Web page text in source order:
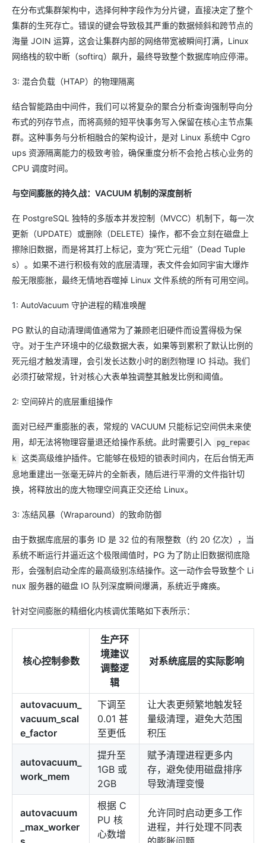
在分布式集群架构中，选择何种字段作为分片键，直接决定了整个
集群的生死存亡。错误的键会导致极其严重的数据倾斜和跨节点的
海量 JOIN 运算，这会让集群内部的网络带宽被瞬间打满，Linux
网络栈的软中断（softirq）飙升，最终导致整个数据库响应停滞。
3: 混合负载（HTAP）的物理隔离
结合智能路由中间件，我们可以将复杂的聚合分析查询强制导向分
布式的列存节点，而将高频的短平快事务写入保留在核心主节点集
群。这种事务与分析相融合的架构设计，是对 Linux 系统中 Cgro
ups 资源隔离能力的极致考验，确保重度分析不会抢占核心业务的
CPU 调度时间。
与空间膨胀的持久战：VACUUM 机制的深度剖析
在 PostgreSQL 独特的多版本并发控制（MVCC）机制下，每一次
更新（UPDATE）或删除（DELETE）操作，都不会立刻在磁盘上
擦除旧数据，而是将其打上标记，变为“死亡元组”（Dead Tuple
s）。如果不进行积极有效的底层清理，表文件会如同宇宙大爆炸
般无限膨胀，最终无情地吞噬掉 Linux 文件系统的所有可用空间。
1: AutoVacuum 守护进程的精准唤醒
PG 默认的自动清理阈值通常为了兼顾老旧硬件而设置得极为保
守。对于生产环境中的亿级数据大表，如果等到累积了默认比例的
死元组才触发清理，会引发长达数小时的剧烈物理 IO 抖动。我们
必须打破常规，针对核心大表单独调整其触发比例和阈值。
2: 空间碎片的底层重组操作
面对已经严重膨胀的表，常规的 VACUUM 只能标记空间供未来使
用，却无法将物理容量退还给操作系统。此时需要引入
pg_repac
k
这类高级维护插件。它能够在极短的锁表时间内，在后台悄无声
息地重建出一张毫无碎片的全新表，随后进行平滑的文件指针切
换，将释放出的庞大物理空间真正交还给 Linux。
3: 冻结风暴（Wraparound）的致命防御
由于数据库底层的事务 ID 是 32 位的有限整数（约 20 亿次），当
系统不断运行并逼近这个极限阈值时，PG 为了防止旧数据彻底隐
形，会强制启动全库的最高级别冻结操作。这一动作会导致整个 Li
nux 服务器的磁盘 IO 队列深度瞬间爆满，系统近乎瘫痪。
针对空间膨胀的精细化内核调优策略如下表所示：
核心控制参数
生产环
境建议
调整逻
辑
对系统底层的实际影响
autovacuum_
vacuum_scal
e_factor
下调至
0.01 甚
至更低
让大表更频繁地触发轻
量级清理，避免大范围
积压
autovacuum_
work_mem
提升至
1GB 或
2GB
赋予清理进程更多内
存，避免使用磁盘排序
导致清理变慢
autovacuum
_max_worker
根据 C
PU 核
心数增
允许同时启动更多工作
进程，并行处理不同表